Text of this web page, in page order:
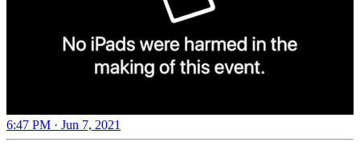
6:47 PM · Jun 7, 2021